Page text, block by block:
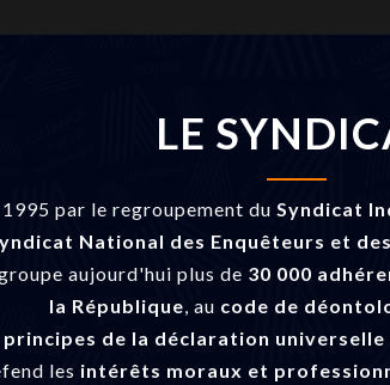
LE
par le regroupement du Syndicat
National des Enquêteurs et
aujourd'hui plus de 30 000
la République, au code de
principes de la déclaration
les intérêts moraux et